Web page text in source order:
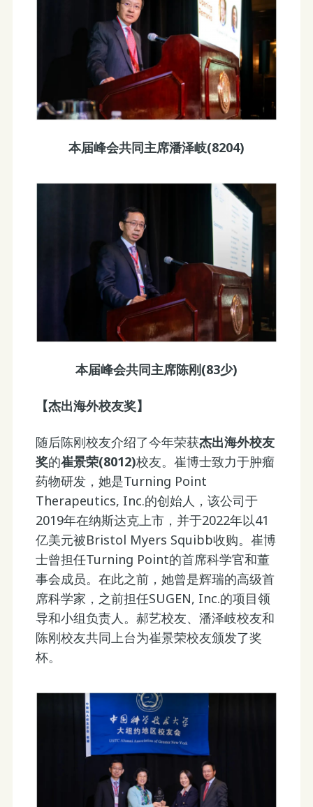
本届峰会共同主席潘泽岐(8204)
本届峰会共同主席陈刚(83少)
【杰出海外校友奖】
随后陈刚校友介绍了今年荣获杰出海外校友
奖的崔景荣(8012)校友。崔博士致力于肿瘤
药物研发，她是Turning Point
Therapeutics, Inc.的创始人，该公司于
2019年在纳斯达克上市，并于2022年以41
亿美元被Bristol Myers Squibb收购。崔博
士曾担任Turning Point的首席科学官和董
事会成员。在此之前，她曾是辉瑞的高级首
席科学家，之前担任SUGEN, Inc.的项目领
导和小组负责人。郝艺校友、潘泽岐校友和
陈刚校友共同上台为崔景荣校友颁发了奖
杯。